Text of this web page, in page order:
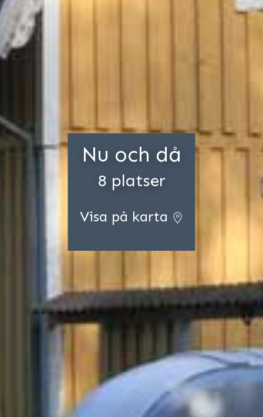
Nu och då
8 platser
Visa på karta